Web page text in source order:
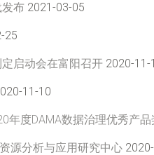
发布 2021-03-05
25
启动会在富阳召开 2020-11-
11-10
年度DAMA数据治理优秀产品
源分析与应用研究中心